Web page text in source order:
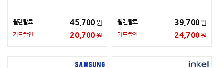
월렌탈료 45,700원
카드할인 20,700원
월렌탈료 39,700원
카드할인 24,700원